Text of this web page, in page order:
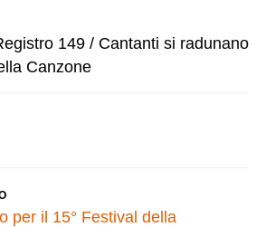
149 / Cantanti si radunano
Canzone
per il 15° Festival della